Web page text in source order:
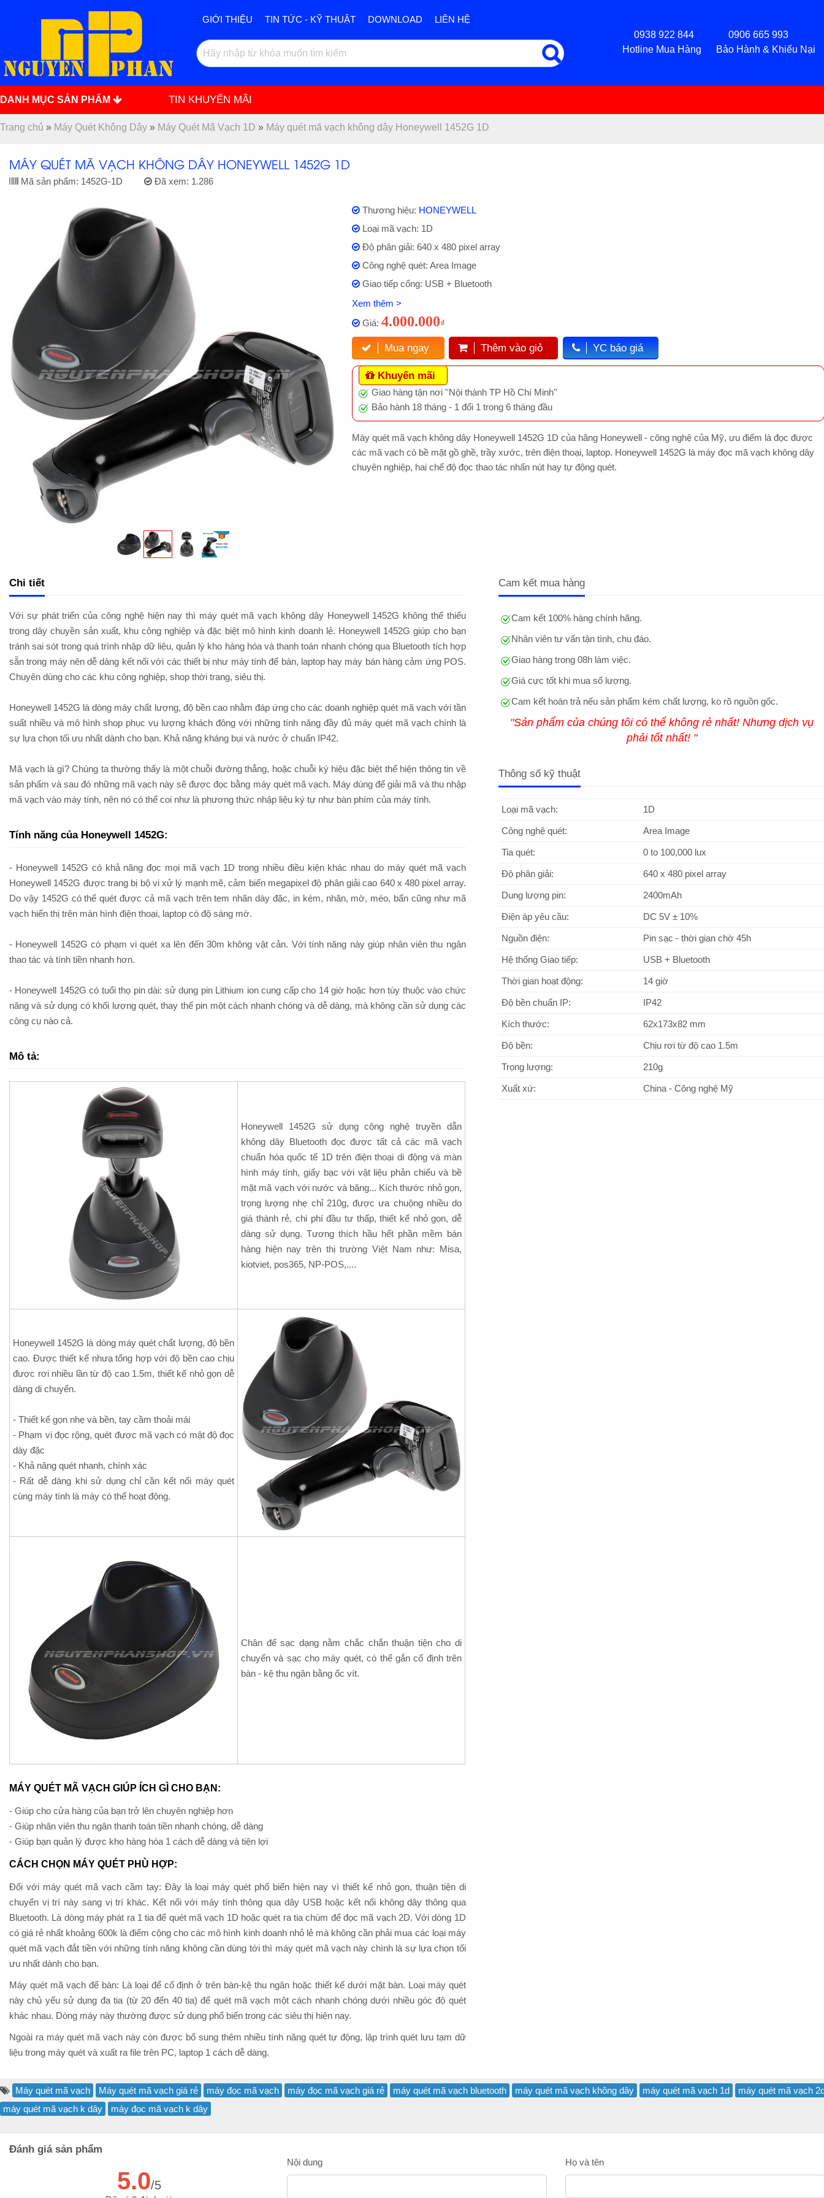
GIỚI THIỆU TIN TỨC - KỸ THUẬT DOWNLOAD
LIÊN HỆ
0938 922 844 0906 665 993
Hotline Mua Hàng Bảo Hành & Khiếu Nại
DANH MỤC SẢN PHẨM TIN KHUYẾN MÃI
Trang chủ » Máy Quét Không Dây » Máy Quét Mã Vạch 1D » Máy quét mã vạch không dây Honeywell 1452G 1D
MÁY QUÉT MÃ VẠCH KHÔNG DÂY HONEYWELL 1452G 1D
Mã sản phẩm: 1452G-1D Đã xem: 1.286
Thương hiệu: HONEYWELL
Loại mã vạch: 1D
Độ phân giải: 640 x 480 pixel array
Công nghệ quét: Area Image
Giao tiếp cổng: USB + Bluetooth
Xem thêm >
Giá: 4.000.000₫
Mua ngay Thêm vào giỏ YC báo giá
Khuyến mãi
Giao hàng tận nơi ''Nội thành TP Hồ Chí Minh''
Bảo hành 18 tháng - 1 đổi 1 trong 6 tháng đầu
Máy quét mã vạch không dây Honeywell 1452G 1D của hãng Honeywell - công nghệ của Mỹ, ưu điểm là đọc được
các mã vạch có bề mặt gồ ghề, trầy xước, trên điện thoại, laptop. Honeywell 1452G là máy đọc mã vạch không dây
chuyên nghiệp, hai chế độ đọc thao tác nhấn nút hay tự động quét.
Chi tiết
Với sự phát triển của công nghệ hiện nay thì máy quét mã vạch không dây Honeywell 1452G không thể thiếu
trong dây chuyền sản xuất, khu công nghiệp và đặc biệt mô hình kinh doanh lẻ. Honeywell 1452G giúp cho bạn
tránh sai sót trong quá trình nhập dữ liệu, quản lý kho hàng hóa và thanh toán nhanh chóng qua Bluetooth tích hợp
sẵn trong máy nên dễ dàng kết nối với các thiết bị như máy tính để bàn, laptop hay máy bán hàng cảm ứng POS.
Chuyên dùng cho các khu công nghiệp, shop thời trang, siêu thị.
Honeywell 1452G là dòng máy chất lượng, độ bền cao nhằm đáp ứng cho các doanh nghiệp quét mã vach với tần
suất nhiều và mô hình shop phục vụ lượng khách đông với những tính năng đầy đủ máy quét mã vạch chính là
sự lựa chọn tối ưu nhất dành cho bạn. Khả năng kháng bụi và nước ở chuẩn IP42.
Mã vạch là gì? Chúng ta thường thấy là một chuỗi đường thẳng, hoặc chuỗi ký hiệu đặc biệt thể hiện thông tin về
sản phẩm và sau đó những mã vạch này sẽ được đọc bằng máy quét mã vạch. Máy dùng để giải mã và thu nhập
mã vạch vào máy tính, nên nó có thể coi như là phương thức nhập liệu ký tự như bàn phím của máy tính.
Tính năng của Honeywell 1452G:
- Honeywell 1452G có khả năng đọc mọi mã vạch 1D trong nhiều điều kiện khác nhau do máy quét mã vạch
Honeywell 1452G được trang bị bộ vi xử lý mạnh mẽ, cảm biến megapixel độ phân giải cao 640 x 480 pixel array.
Do vậy 1452G có thể quét được cả mã vạch trên tem nhãn dày đặc, in kém, nhăn, mờ, méo, bẩn cũng như mã
vạch hiển thị trên màn hình điện thoại, laptop có độ sáng mờ.
- Honeywell 1452G có phạm vi quét xa lên đến 30m không vật cản. Với tính năng này giúp nhân viên thu ngân
thao tác và tính tiền nhanh hơn.
- Honeywell 1452G có tuổi thọ pin dài: sử dụng pin Lithium ion cung cấp cho 14 giờ hoặc hơn tùy thuộc vào chức
năng và sử dụng có khối lượng quét, thay thế pin một cách nhanh chóng và dễ dàng, mà không cần sử dụng các
công cụ nào cả.
Mô tả:
Honeywell 1452G sử dụng công nghệ truyền dẫn
không dây Bluetooth đọc được tất cả các mã vạch
chuẩn hóa quốc tế 1D trên điện thoại di động và màn
hình máy tính, giấy bạc với vật liệu phản chiếu và bề
mặt mã vạch với nước và băng... Kích thước nhỏ gọn,
trọng lượng nhẹ chỉ 210g, được ưa chuộng nhiều do
giá thành rẻ, chi phí đầu tư thấp, thiết kế nhỏ gọn, dễ
dàng sử dụng. Tương thích hầu hết phần mềm bán
hàng hiện nay trên thị trường Việt Nam như: Misa,
kiotviet, pos365, NP-POS,....
Honeywell 1452G là dòng máy quét chất lượng, độ bền
cao. Được thiết kế nhưạ tổng hợp với độ bền cao chịu
được rơi nhiều lần từ độ cao 1.5m, thiết kế nhỏ gọn dễ
dàng di chuyển.
- Thiết kế gọn nhẹ và bền, tay cầm thoải mái
- Phạm vi đọc rộng, quét được mã vạch có mật độ đọc
dày đặc
- Khả năng quét nhanh, chính xác
- Rất dễ dàng khi sử dụng chỉ cần kết nối máy quét
cùng máy tính là máy có thể hoạt động.
Chân đế sạc dạng nằm chắc chắn thuận tiện cho di
chuyển và sạc cho máy quét, có thể gắn cố định trên
bàn - kệ thu ngân bằng ốc vít.
MÁY QUÉT MÃ VẠCH GIÚP ÍCH GÌ CHO BẠN:
- Giúp cho cửa hàng của bạn trở lên chuyên nghiệp hơn
- Giúp nhân viên thu ngân thanh toán tiền nhanh chóng, dễ dàng
- Giúp bạn quản lý được kho hàng hóa 1 cách dễ dàng và tiện lợi
CÁCH CHỌN MÁY QUÉT PHÙ HỢP:
Đối với máy quét mã vạch cầm tay: Đây là loại máy quét phổ biến hiện nay vì thiết kế nhỏ gọn, thuận tiện di
chuyển vị trí này sang vị trí khác. Kết nối với máy tính thông qua dây USB hoặc kết nối không dây thông qua
Bluetooth. Là dòng máy phát ra 1 tia để quét mã vạch 1D hoặc quét ra tia chùm để đọc mã vạch 2D. Với dòng 1D
có giá rẻ nhất khoảng 600k là điểm cộng cho các mô hình kinh doanh nhỏ lẻ mà không cần phải mua các loại máy
quét mã vạch đắt tiền với những tính năng không cần dùng tới thì máy quét mã vạch này chình là sự lựa chọn tối
ưu nhất dành cho bạn.
Máy quét mã vạch để bàn: Là loại để cố định ở trên bàn-kệ thu ngân hoặc thiết kế dưới mặt bàn. Loại máy quét
này chủ yếu sử dụng đa tia (từ 20 đến 40 tia) để quét mã vạch một cách nhanh chóng dưới nhiều góc độ quét
khác nhau. Dòng máy này thường được sử dụng phổ biến trong các siêu thị hiện nay.
Ngoài ra máy quét mã vach này còn được bổ sung thêm nhiều tính năng quét tự động, lập trình quét lưu tạm dữ
liệu trong máy quét và xuất ra file trên PC, laptop 1 cách dễ dàng.
Cam kết mua hàng
Cam kết 100% hàng chính hãng.
Nhân viên tư vấn tận tình, chu đáo.
Giao hàng trong 08h làm việc.
Giá cực tốt khi mua số lượng.
Cam kết hoàn trả nếu sản phẩm kém chất lượng, ko rõ nguồn gốc.
"Sản phẩm của chúng tôi có thể không rẻ nhất! Nhưng dịch vụ
phải tốt nhất! "
Thông số kỹ thuật
Loại mã vạch: 1D
Công nghệ quét: Area Image
Tia quét: 0 to 100,000 lux
Độ phân giải: 640 x 480 pixel array
Dung lượng pin: 2400mAh
Điện áp yêu cầu: DC 5V ± 10%
Nguồn điện: Pin sạc - thời gian chờ 45h
Hệ thống Giao tiếp: USB + Bluetooth
Thời gian hoạt động: 14 giờ
Độ bền chuẩn IP: IP42
Kích thước: 62x173x82 mm
Độ bền: Chịu rơi từ độ cao 1.5m
Trọng lượng: 210g
Xuất xứ: China - Công nghệ Mỹ
Máy quét mã vạch Máy quét mã vạch giá rẻ máy đọc mã vạch máy đọc mã vạch giá rẻ máy quét mã vạch bluetooth máy quét mã vạch không dây máy quét mã vạch 1d
máy quét mã vạch
máy quét mã vạch k dây
máy đọc mã vạch k dây
Đánh giá sản phẩm
5.0/5
Nội dung Họ và tên